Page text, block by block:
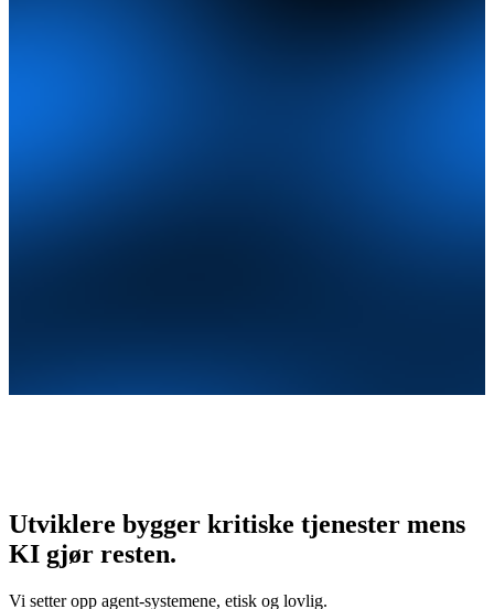
Utviklere bygger kritiske tjenester mens
KI gjør resten.
Vi setter opp agent-systemene, etisk og lovlig.